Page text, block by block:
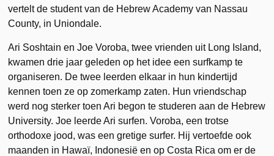
vertelt de student van de Hebrew Academy van Nassau
County, in Uniondale.
Ari Soshtain en Joe Voroba, twee vrienden uit Long Island,
kwamen drie jaar geleden op het idee een surfkamp te
organiseren. De twee leerden elkaar in hun kindertijd
kennen toen ze op zomerkamp zaten. Hun vriendschap
werd nog sterker toen Ari begon te studeren aan de Hebrew
University. Joe leerde Ari surfen. Voroba, een trotse
orthodoxe jood, was een gretige surfer. Hij vertoefde ook
maanden in Hawaï, Indonesië en op Costa Rica om er de